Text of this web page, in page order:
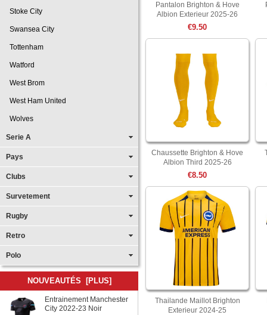
Stoke City
Swansea City
Tottenham
Watford
West Brom
West Ham United
Wolves
Serie A
Pays
Clubs
Survetement
Rugby
Retro
Polo
NOUVEAUTÉS [PLUS]
Entrainement Manchester
City 2022-23 Noir
Pantalon Brighton & Hove
Albion Exterieur 2025-26
€9.50
Chaussette Brighton & Hove
Albion Third 2025-26
€8.50
Thailande Maillot Brighton
Exterieur 2024-25